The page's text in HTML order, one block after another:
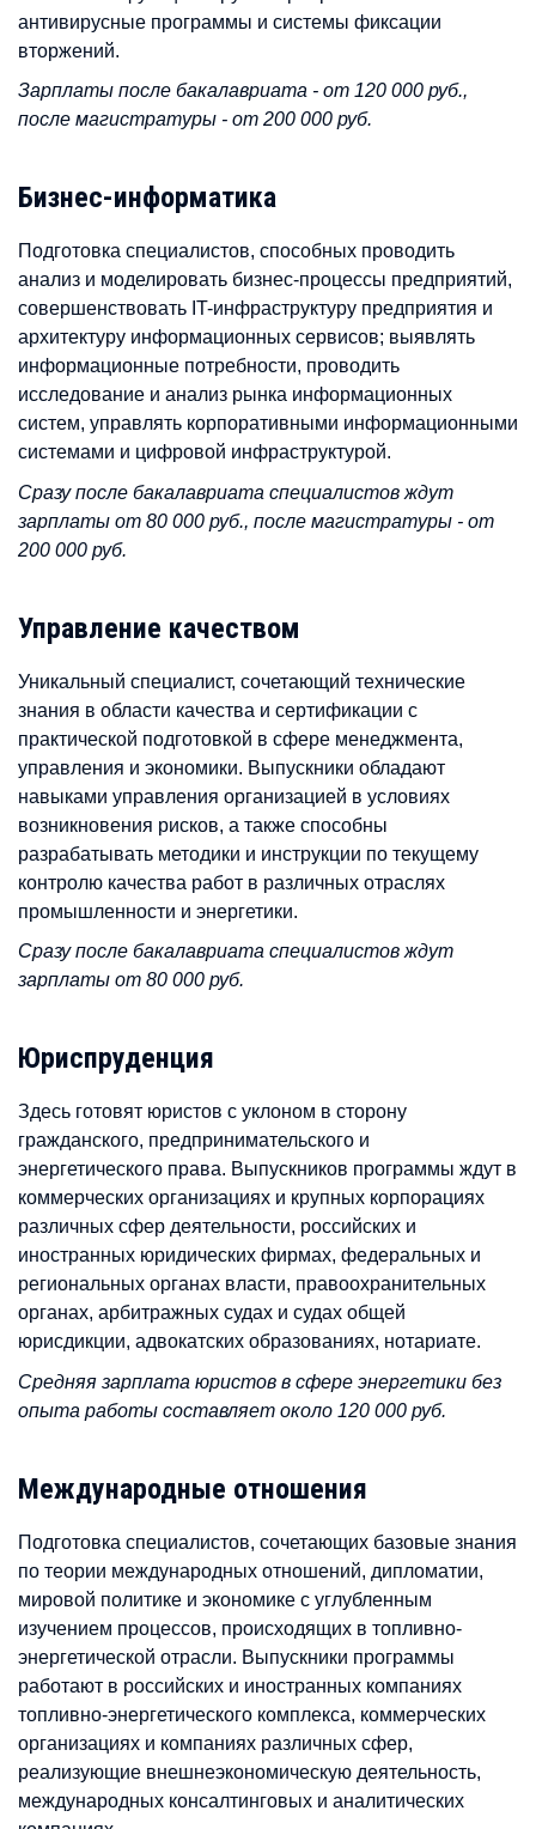
антивирусные программы и системы фиксации
вторжений.
Зарплаты после бакалавриата - от 120 000 руб.,
после магистратуры - от 200 000 руб.
Бизнес-информатика
Подготовка специалистов, способных проводить
анализ и моделировать бизнес-процессы предприятий,
совершенствовать IT-инфраструктуру предприятия и
архитектуру информационных сервисов; выявлять
информационные потребности, проводить
исследование и анализ рынка информационных
систем, управлять корпоративными информационными
системами и цифровой инфраструктурой.
Сразу после бакалавриата специалистов ждут
зарплаты от 80 000 руб., после магистратуры - от
200 000 руб.
Управление качеством
Уникальный специалист, сочетающий технические
знания в области качества и сертификации с
практической подготовкой в сфере менеджмента,
управления и экономики. Выпускники обладают
навыками управления организацией в условиях
возникновения рисков, а также способны
разрабатывать методики и инструкции по текущему
контролю качества работ в различных отраслях
промышленности и энергетики.
Сразу после бакалавриата специалистов ждут
зарплаты от 80 000 руб.
Юриспруденция
Здесь готовят юристов с уклоном в сторону
гражданского, предпринимательского и
энергетического права. Выпускников программы ждут в
коммерческих организациях и крупных корпорациях
различных сфер деятельности, российских и
иностранных юридических фирмах, федеральных и
региональных органах власти, правоохранительных
органах, арбитражных судах и судах общей
юрисдикции, адвокатских образованиях, нотариате.
Средняя зарплата юристов в сфере энергетики без
опыта работы составляет около 120 000 руб.
Международные отношения
Подготовка специалистов, сочетающих базовые знания
по теории международных отношений, дипломатии,
мировой политике и экономике с углубленным
изучением процессов, происходящих в топливно-
энергетической отрасли. Выпускники программы
работают в российских и иностранных компаниях
топливно-энергетического комплекса, коммерческих
организациях и компаниях различных сфер,
реализующие внешнеэкономическую деятельность,
международных консалтинговых и аналитических